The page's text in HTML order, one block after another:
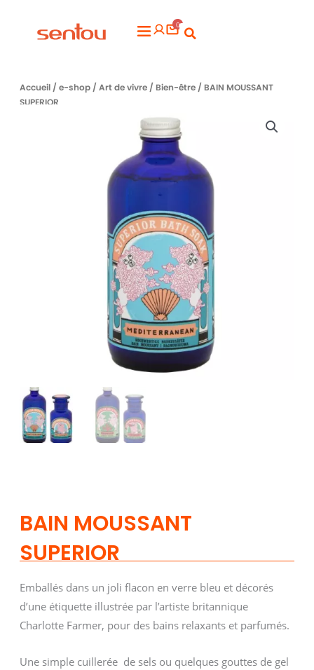
Flyout
0
Accueil/ e-shop/ Art de vivre/ Bien-être/ BAIN MOUSSANT
SUPERIOR
BAIN MOUSSANT
SUPERIOR
Emballés dans un joli flacon en verre bleu et décorés
d’une étiquette illustrée par l’artiste britannique
Charlotte Farmer, pour des bains relaxants et parfumés.
Une simple cuillerée de sels ou quelques gouttes de gel